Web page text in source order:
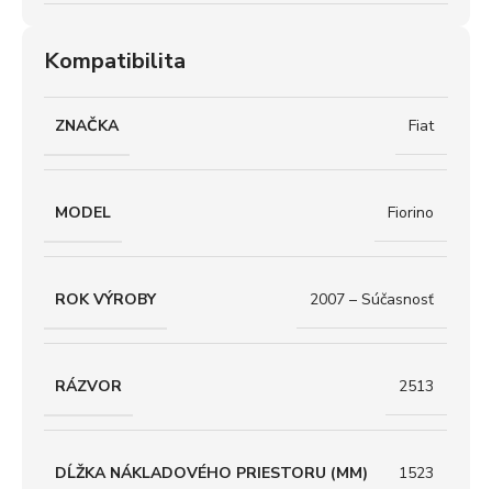
Kompatibilita
ZNAČKA Fiat
MODEL Fiorino
ROK VÝROBY 2007 – Súčasnosť
RÁZVOR 2513
DĹŽKA NÁKLADOVÉHO PRIESTORU (MM) 1523